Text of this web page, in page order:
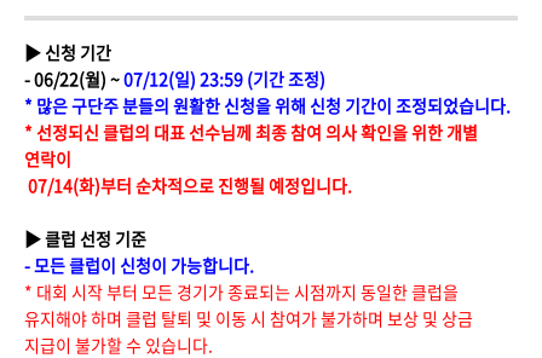
▶ 신청 기간
- 06/22(월) ~07/12(일) 23:59 (기간 조정)
* 많은 구단주 분들의 원활한 신청을 위해 신청 기간이 조정되었습니다.
* 선정되신 클럽의 대표 선수님께 최종 참여 의사 확인을 위한 개별
연락이
07/14(화)부터 순차적으로 진행될 예정입니다.
▶ 클럽 선정 기준
- 모든 클럽이 신청이 가능합니다.
* 대회 시작 부터 모든 경기가 종료되는 시점까지 동일한 클럽을
유지해야 하며 클럽 탈퇴 및 이동 시 참여가 불가하며 보상 및 상금
지급이 불가할 수 있습니다.